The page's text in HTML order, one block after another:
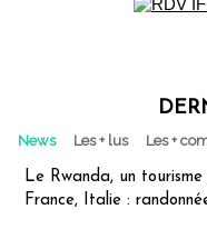
News Les + lus Les +
Le Rwanda, un
France, Italie :